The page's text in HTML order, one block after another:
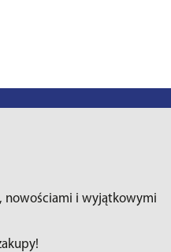
nowościami i wyjątkowymi